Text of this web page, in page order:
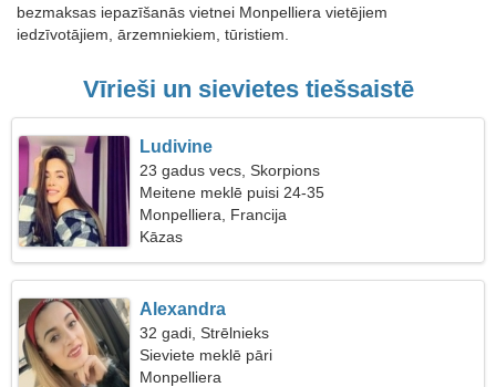
bezmaksas iepazīšanās vietnei Monpelliera vietējiem
iedzīvotājiem, ārzemniekiem, tūristiem.
Vīrieši un sievietes tiešsaistē
Ludivine
23 gadus vecs, Skorpions
Meitene meklē puisi 24-35
Monpelliera, Francija
Kāzas
Alexandra
32 gadi, Strēlnieks
Sieviete meklē pāri
Monpelliera